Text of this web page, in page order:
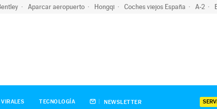
Aparcar aeropuerto Hongqi Coches viejos España A-2
VIRALES TECNOLOGÍA NEWSLETTER